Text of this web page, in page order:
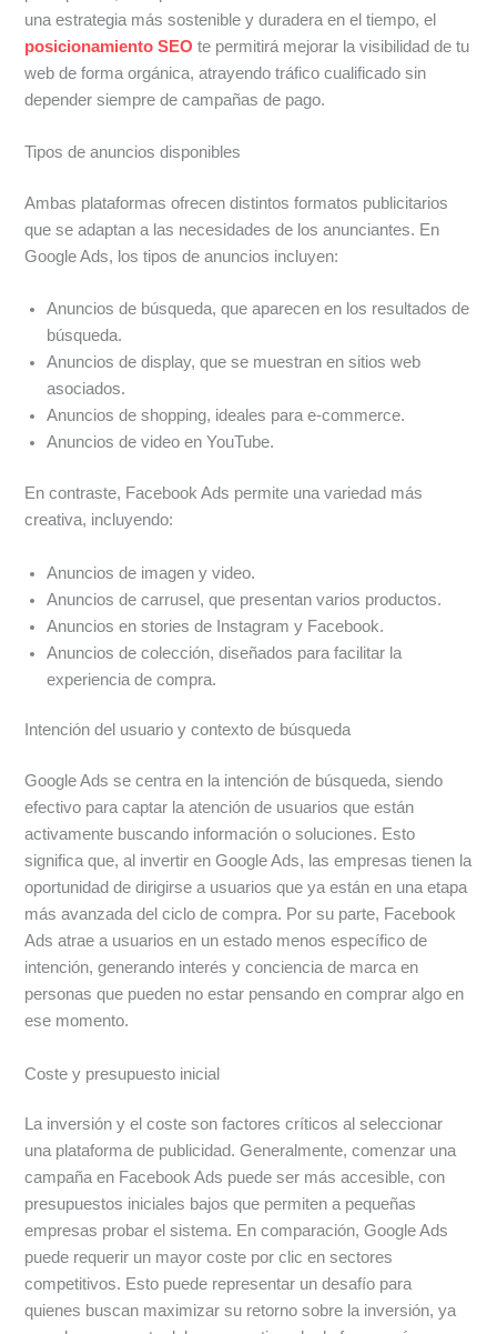
una estrategia más sostenible y duradera en el tiempo, el
posicionamiento SEO te permitirá mejorar la visibilidad de tu
web de forma orgánica, atrayendo tráfico cualificado sin
depender siempre de campañas de pago.
Tipos de anuncios disponibles
Ambas plataformas ofrecen distintos formatos publicitarios
que se adaptan a las necesidades de los anunciantes. En
Google Ads, los tipos de anuncios incluyen:
Anuncios de búsqueda, que aparecen en los resultados de
búsqueda.
Anuncios de display, que se muestran en sitios web
asociados.
Anuncios de shopping, ideales para e-commerce.
Anuncios de video en YouTube.
En contraste, Facebook Ads permite una variedad más
creativa, incluyendo:
Anuncios de imagen y video.
Anuncios de carrusel, que presentan varios productos.
Anuncios en stories de Instagram y Facebook.
Anuncios de colección, diseñados para facilitar la
experiencia de compra.
Intención del usuario y contexto de búsqueda
Google Ads se centra en la intención de búsqueda, siendo
efectivo para captar la atención de usuarios que están
activamente buscando información o soluciones. Esto
significa que, al invertir en Google Ads, las empresas tienen la
oportunidad de dirigirse a usuarios que ya están en una etapa
más avanzada del ciclo de compra. Por su parte, Facebook
Ads atrae a usuarios en un estado menos específico de
intención, generando interés y conciencia de marca en
personas que pueden no estar pensando en comprar algo en
ese momento.
Coste y presupuesto inicial
La inversión y el coste son factores críticos al seleccionar
una plataforma de publicidad. Generalmente, comenzar una
campaña en Facebook Ads puede ser más accesible, con
presupuestos iniciales bajos que permiten a pequeñas
empresas probar el sistema. En comparación, Google Ads
puede requerir un mayor coste por clic en sectores
competitivos. Esto puede representar un desafío para
quienes buscan maximizar su retorno sobre la inversión, ya